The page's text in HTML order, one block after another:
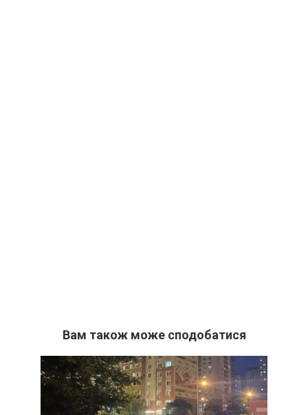
Вам також може сподобатися